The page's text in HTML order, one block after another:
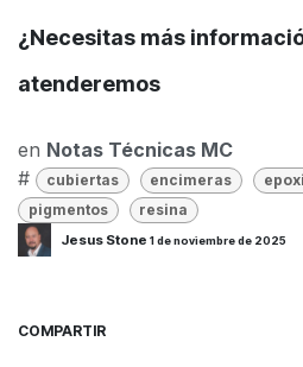
¿Necesitas más
atenderemos
en Notas Técnicas MC
#
cubiertas encimeras
pigmentos
resina
Jesus Stone 1 de noviembre de 2025
COMPARTIR